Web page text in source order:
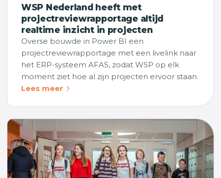
WSP Nederland heeft met
projectreviewrapportage altijd
realtime inzicht in projecten
Overse bouwde in Power BI een
projectreviewrapportage met een livelink naar
het ERP-systeem AFAS, zodat WSP op elk
moment ziet hoe al zijn projecten ervoor staan.
Lees meer